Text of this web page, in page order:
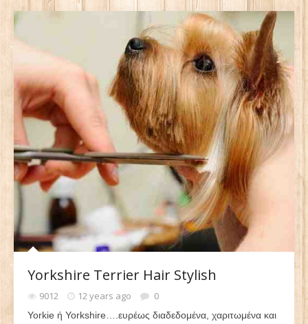
Yorkshire Terrier Hair Stylish
9012 12 years ago 0
Yorkie ή Yorkshire….ευρέως διαδεδομένα, χαριτωμένα και